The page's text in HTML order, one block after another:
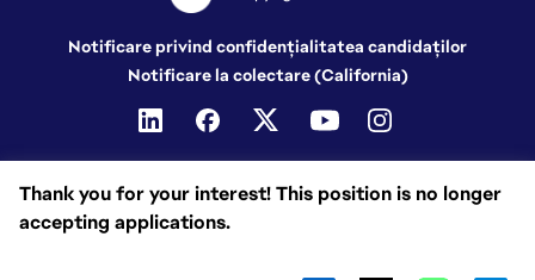
Thank you for your interest! This position is no longer
accepting applications.
Notificare privind confidențialitatea candidaților
Notificare la colectare (California)